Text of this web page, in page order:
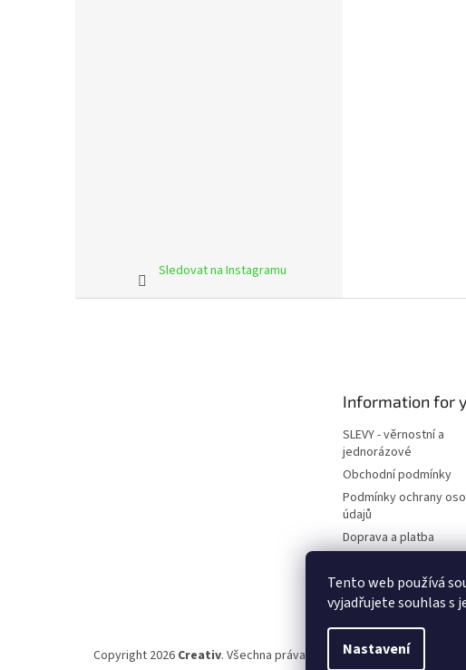
Tento web používá
vyjadřujete souhlas s
Nastavení
Sledovat na Instagramu
Information for
SLEVY - věrnostní a
jednorázové
Obchodní podmínky
Podmínky ochrany
údajů
Doprava a platba
Napište nám
Copyright 2026 Creativ. Všechna práva vyhrazena.